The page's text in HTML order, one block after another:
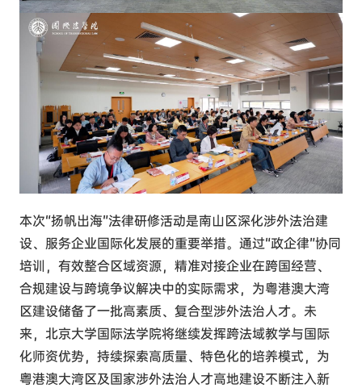
本次“扬帆出海”法律研修活动是南山区深化涉外法治建
设、服务企业国际化发展的重要举措。通过“政企律”协同
培训，有效整合区域资源，精准对接企业在跨国经营、
合规建设与跨境争议解决中的实际需求，为粤港澳大湾
区建设储备了一批高素质、复合型涉外法治人才。未
来，北京大学国际法学院将继续发挥跨法域教学与国际
化师资优势，持续探索高质量、特色化的培养模式，为
粤港澳大湾区及国家涉外法治人才高地建设不断注入新